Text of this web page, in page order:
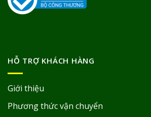
HỖ TRỢ KHÁCH HÀNG
Giới thiệu
Phương thức vận chuyển